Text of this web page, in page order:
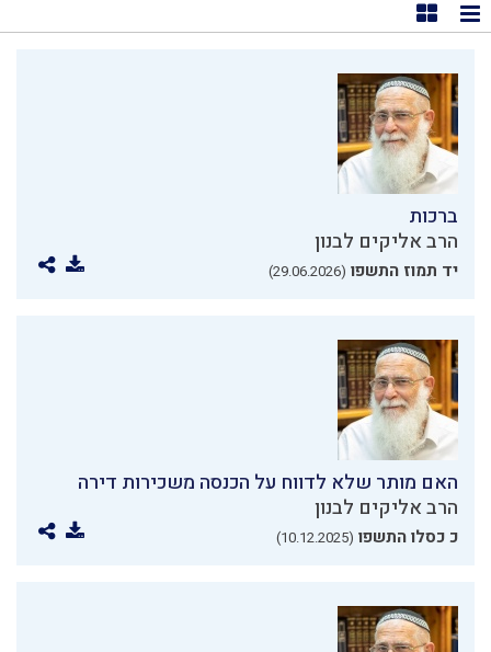
תצוגת רשימה
תצוגת קוביות
ברכות
הרב אליקים לבנון
יד תמוז התשפו (29.06.2026)
האם מותר שלא לדווח על הכנסה משכירות דירה
הרב אליקים לבנון
כ כסלו התשפו (10.12.2025)